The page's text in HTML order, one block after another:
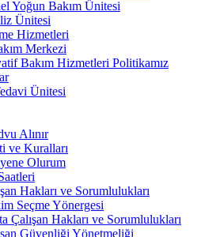
Yoğun Bakım Ünitesi
Ünitesi
Hizmetleri
Merkezi
Bakım Hizmetleri Politikamız
Ünitesi
Alınır
ve Kuralları
Olurum
Hakları ve Sorumlulukları
Seçme Yönergesi
Çalışan Hakları ve Sorumlulukları
Güvenliği Yönetmeliği